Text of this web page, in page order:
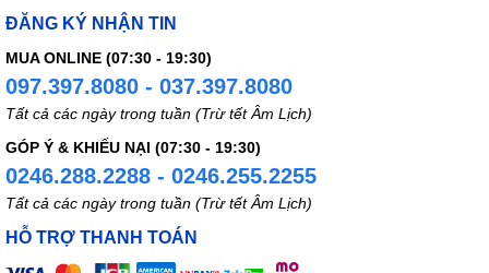
ĐĂNG KÝ NHẬN TIN
MUA ONLINE (07:30 - 19:30)
097.397.8080 - 037.397.8080
Tất cả các ngày trong tuần (Trừ tết Âm Lịch)
GÓP Ý & KHIẾU NẠI (07:30 - 19:30)
0246.288.2288 - 0246.255.2255
Tất cả các ngày trong tuần (Trừ tết Âm Lịch)
HỖ TRỢ THANH TOÁN